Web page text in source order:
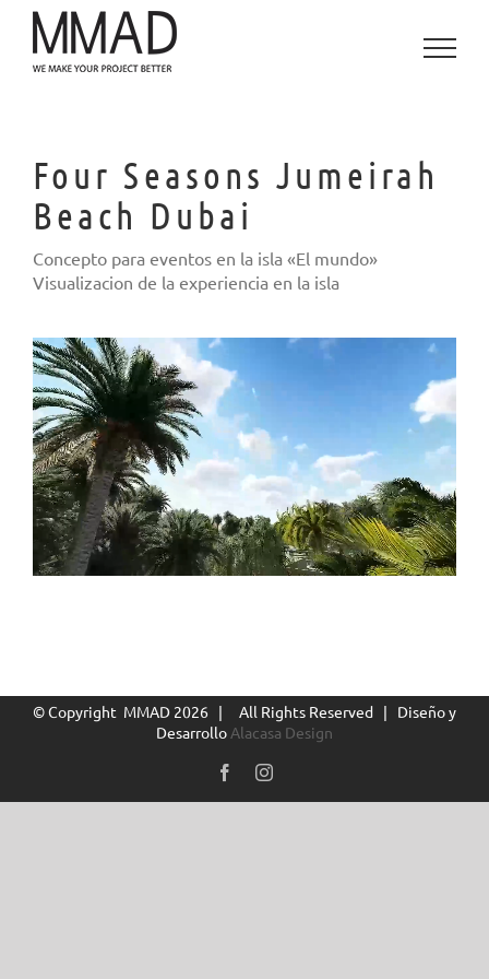
Saltar
contenido
Four Seasons Jumeirah
Beach Dubai
Concepto para eventos en la isla «El mundo»
Visualizacion de la experiencia en la isla
© Copyright MMAD 2026 | All Rights Reserved | Diseño y
Desarrollo Alacasa Design
FacebookInstagram